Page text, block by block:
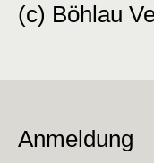
(c) Böhlau
Anmeldung